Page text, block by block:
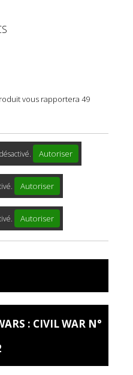
vous rapportera49
Autoriser
Autoriser
Autoriser
: CIVIL WAR N°